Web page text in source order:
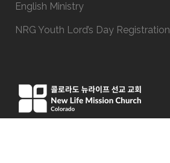
English Ministry
NRG Youth Lord’s Day Registration